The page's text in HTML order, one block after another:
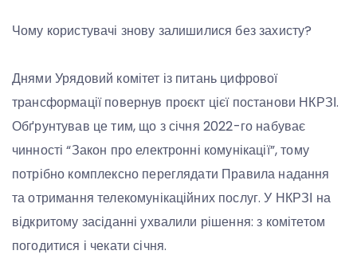
Чому користувачі знову залишилися без захисту?
Днями Урядовий комітет із питань цифрової
трансформації повернув проєкт цієї постанови НКРЗІ.
Обґрунтував це тим, що з січня 2022-го набуває
чинності “Закон про електронні комунікації”, тому
потрібно комплексно переглядати Правила надання
та отримання телекомунікаційних послуг. У НКРЗІ на
відкритому засіданні ухвалили рішення: з комітетом
погодитися і чекати січня.